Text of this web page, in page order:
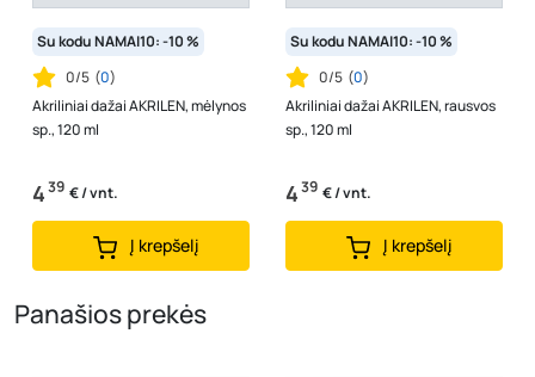
Su kodu NAMAI10: -10 %
0/5 (0)
Akriliniai dažai AKRILEN, mėlynos
sp., 120 ml
439 € / vnt.
Į krepšelį
Su kodu NAMAI10: -10 %
0/5 (0)
Akriliniai dažai AKRILEN, rausvos
sp., 120 ml
439 € / vnt.
Į krepšelį
Panašios prekės